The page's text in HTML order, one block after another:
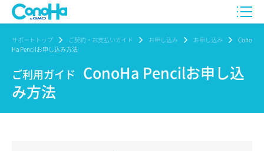
サポートトップ ご契約・お支払いガイド お申し込み お申し込み
Cono
Ha Pencilお申し込み方法
ご利用ガイド ConoHa Pencilお申し込
み方法